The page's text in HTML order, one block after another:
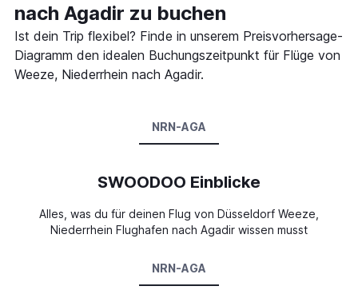
nach Agadir zu buchen
Ist dein Trip flexibel? Finde in unserem Preisvorhersage-
Diagramm den idealen Buchungszeitpunkt für Flüge von
Weeze, Niederrhein nach Agadir.
NRN-AGA
SWOODOO Einblicke
Alles, was du für deinen Flug von Düsseldorf Weeze,
Niederrhein Flughafen nach Agadir wissen musst
NRN-AGA